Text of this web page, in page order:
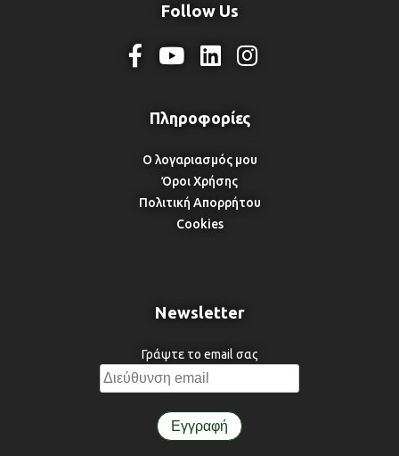
Follow Us
Ο λογαριασμός μου
Όροι Χρήσης
Πολιτική Απορρήτου
Cookies
Newsletter
Γράψτε το email σας